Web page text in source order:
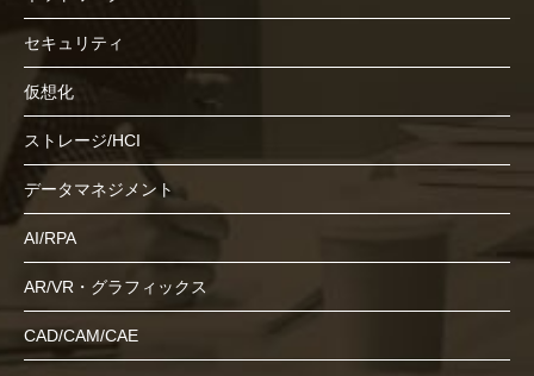
セキュリティ
仮想化
ストレージ/HCI
データマネジメント
AI/RPA
AR/VR・グラフィックス
CAD/CAM/CAE